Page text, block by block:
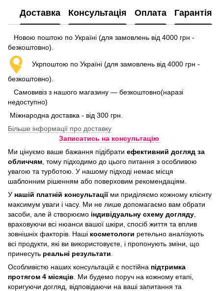
Доставка Консультація Оплата Гарантія
Новою поштою по Україні (для замовлень від 4000 грн -
безкоштовно).
Укрпоштою по Україні (для замовлень від 4000 грн -
безкоштовно).
Самовивіз з нашого магазину — безкоштовно(наразі
недоступно)
Міжнародна доставка - від 300 грн.
Більше інформації про доставку
Записатись на консультацію
Ми цінуємо ваше бажання підібрати ефективний догляд за
обличчям , тому підходимо до цього питання з особливою
увагою та турботою. У нашому підході немає місця
шаблонним рішенням або поверховим рекомендаціям.
У нашій платній консультаціїми приділяємо кожному клієнту
максимум уваги і часу. Ми не лише допомагаємо вам обрати
засоби, але й створюємо індивідуальну схему догляду
враховуючи всі нюанси вашої шкіри, спосіб життя та вплив
зовнішніх факторів. Наші косметологи ретельно аналізують
всі продукти, які ви використовуєте, і пропонують зміни, що
принесуть реальні результати
Особливістю наших консультацій є постійна підтримка
протягом 4 місяців . Ми будемо поруч на кожному етапі,
коригуючи догляд, відповідаючи на ваші запитання та